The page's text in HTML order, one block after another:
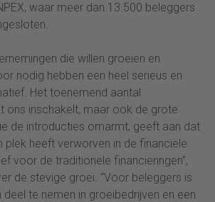
waar meer dan 13.500 beleggers
die willen groeien en
nodig hebben een heel serieus en
Het toenemend aantal
ons inschakelt, maar ook de grote
de introducties omarmt, geeft aan dat
plek heeft verworven in de financiële
voor de traditionele financieringen”,
de stevige groei. “Voor beleggers is
te nemen in groeibedrijven en een